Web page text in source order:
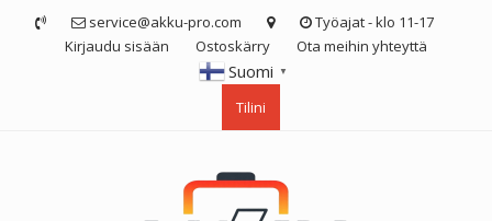
service@akku-pro.com
Työajat - klo 11-17
Kirjaudu sisään
Ostoskärry Ota meihin yhteyttä
Suomi ▼
Tilini